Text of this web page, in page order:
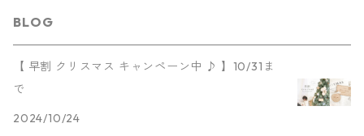
BLOG
【 早割 クリスマス キャンペーン中 ♪ 】10/31ま
で
2024/10/24